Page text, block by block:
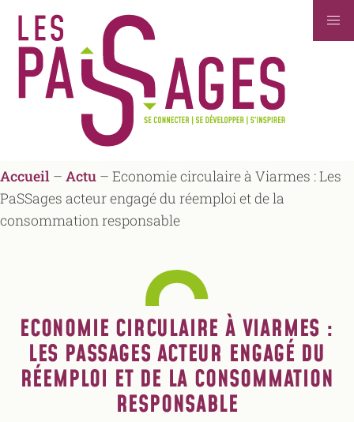
Accueil – Actu – Economie circulaire à Viarmes : Les
PaSSages acteur engagé du réemploi et de la
consommation responsable
ECONOMIE CIRCULAIRE À VIARMES :
LES PASSAGES ACTEUR ENGAGÉ DU
RÉEMPLOI ET DE LA CONSOMMATION
RESPONSABLE